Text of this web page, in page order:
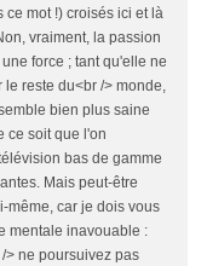
mot !) croisés ici et là
vraiment, la passion
force ; tant qu'elle ne
reste du<br /> monde,
bien plus saine
ce soit que l'on
bas de gamme
Mais peut-être
même, car je dois vous
mentale inavouable :
> ne poursuivez pas